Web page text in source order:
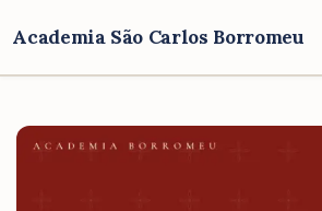
Academia São Carlos Borromeu